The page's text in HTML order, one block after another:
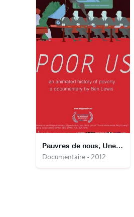
Pauvres de nous, Une histoire animée de la pauvreté
Documentaire • 2012